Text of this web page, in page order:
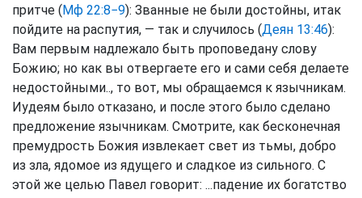
притче (Мф 22:8−9): Званные не были достойны, итак
пойдите на распутия, — так и случилось (Деян 13:46):
Вам первым надлежало быть проповедану слову
Божию; но как вы отвергаете его и сами себя делаете
недостойными.., то вот, мы обращаемся к язычникам.
Иудеям было отказано, и после этого было сделано
предложение язычникам. Смотрите, как бесконечная
премудрость Божия извлекает свет из тьмы, добро
из зла, ядомое из ядущего и сладкое из сильного. С
этой же целью Павел говорит: ...падение их богатство